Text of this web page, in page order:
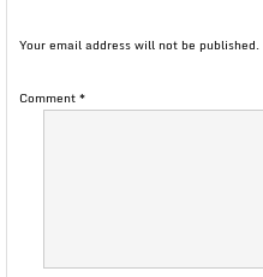
Your email address will not be published.
Comment*